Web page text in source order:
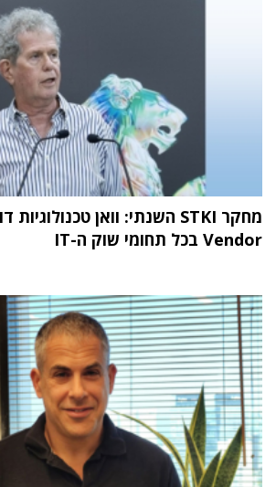
Vendor בכל תחומי שוק ה-IT